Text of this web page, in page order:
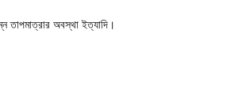
তাপমাত্রার অবস্থা ইত্যাদি।